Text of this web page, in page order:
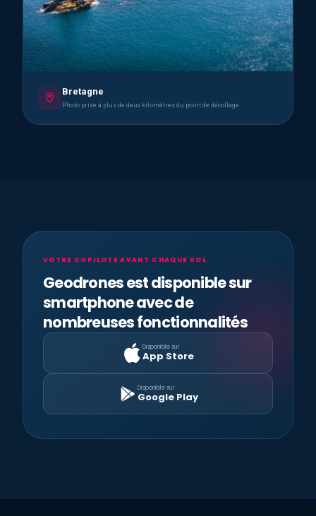
Bretagne
Photo prise à plus de deux kilomètres du point de décollage
VOTRE COPILOTE AVANT CHAQUE VOL
Geodrones est disponible sur
smartphone avec de
nombreuses fonctionnalités
Disponible sur
App Store
Disponible sur
Google Play